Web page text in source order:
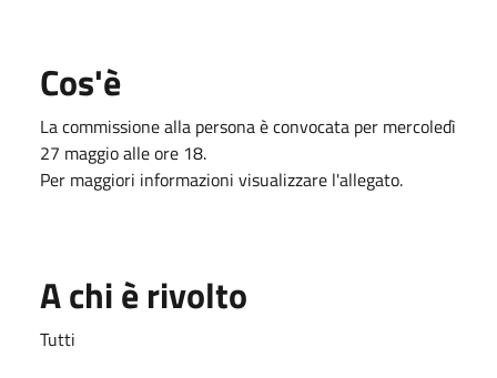
Cos'è
La commissione alla persona è convocata per mercoledì
27 maggio alle ore 18.
Per maggiori informazioni visualizzare l'allegato.
A chi è rivolto
Tutti